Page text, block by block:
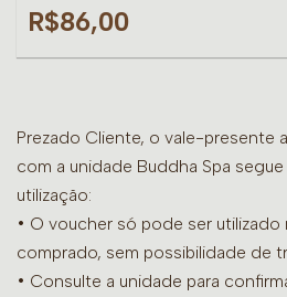
R$86,00
Prezado Cliente, o vale-presente
com a unidade Buddha Spa
utilização:
• O voucher só pode ser
comprado, sem possibilidade de
• Consulte a unidade para